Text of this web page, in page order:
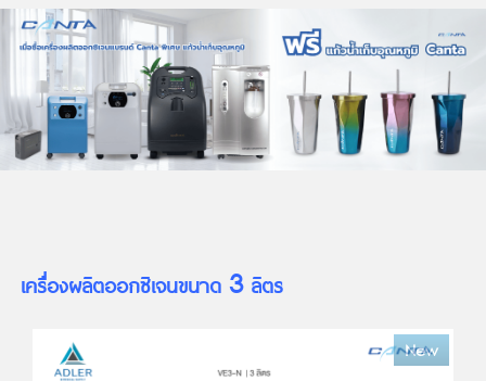
เครื่องผลิตออกซิเจนขนาด 3 ลิตร
New